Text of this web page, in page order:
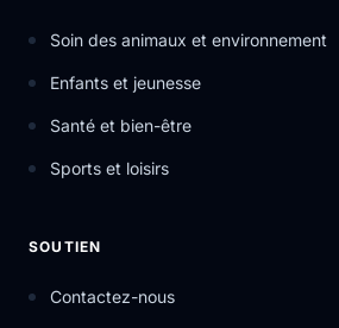
Soin des animaux et environnement
Enfants et jeunesse
Santé et bien-être
Sports et loisirs
SOUTIEN
Contactez-nous